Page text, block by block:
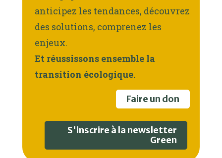
anticipez les tendances, découvrez
des solutions, comprenez les
enjeux.
Et réussissons ensemble la
transition écologique.
Faire un don
S'inscrire à la newsletter
Green